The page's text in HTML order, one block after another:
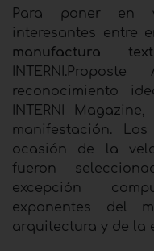
Para poner en
interesantes entre
manufactura
reconocimiento
INTERNI
manifestación.
ocasión de la
fueron
excepción
exponentes del
arquitectura y de la